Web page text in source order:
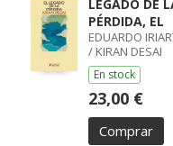
LEGADO DE
PÉRDIDA, EL
EDUARDO
/ KIRAN DESAI
En stock
23,00 €
Comprar